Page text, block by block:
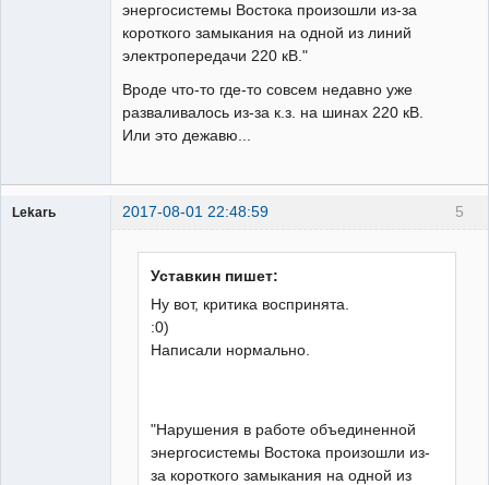
энергосистемы Востока произошли из-за
короткого замыкания на одной из линий
электропередачи 220 кВ."
Вроде что-то где-то совсем недавно уже
разваливалось из-за к.з. на шинах 220 кВ.
Или это дежавю...
5
Lekarь 2017-08-01 22:48:59
Уставкин пишет:
Ну вот, критика воспринята.
:0)
Написали нормально.
"Нарушения в работе объединенной
энергосистемы Востока произошли из-
за короткого замыкания на одной из